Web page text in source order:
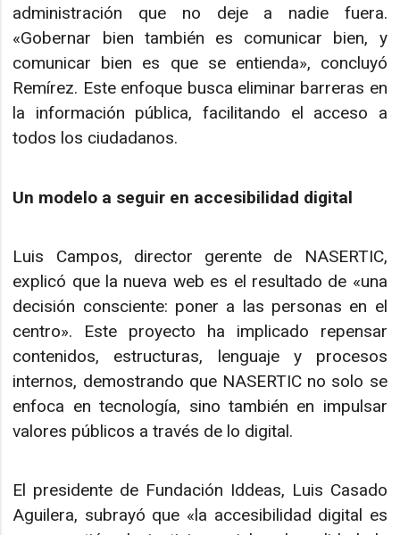
administración que no deje a nadie fuera.
«Gobernar bien también es comunicar bien, y
comunicar bien es que se entienda», concluyó
Remírez. Este enfoque busca eliminar barreras en
la información pública, facilitando el acceso a
todos los ciudadanos.
Un modelo a seguir en accesibilidad digital
Luis Campos, director gerente de NASERTIC,
explicó que la nueva web es el resultado de «una
decisión consciente: poner a las personas en el
centro». Este proyecto ha implicado repensar
contenidos, estructuras, lenguaje y procesos
internos, demostrando que NASERTIC no solo se
enfoca en tecnología, sino también en impulsar
valores públicos a través de lo digital.
El presidente de Fundación Iddeas, Luis Casado
Aguilera, subrayó que «la accesibilidad digital es